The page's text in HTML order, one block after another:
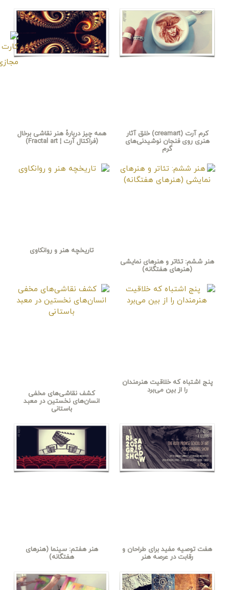
کرم آرت (creamart) خلق آثار
هنری روی فنجان نوشیدنی‌های
گرم
همه چیز دربارهٔ هنر نقاشی برخال
(فراکتال آرت ¦ Fractal art)
هنر ششم: تئاتر و هنرهای نمایشی
(هنرهای هفتگانه)
تاریخچه هنر و روانکاوی
پنج اشتباه که خلاقیت هنرمندان
را از بین می‌برد
کشف نقاشی‌های مخفی
انسان‌های نخستین در معبد
باستانی
هفت توصیه مفید برای طراحان و
رقابت در عرصه هنر
هنر هفتم: سینما (هنرهای
هفتگانه)